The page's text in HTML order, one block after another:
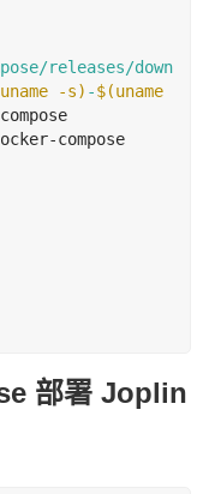
releases/down
-s) -$(uname
compose
部署 Joplin